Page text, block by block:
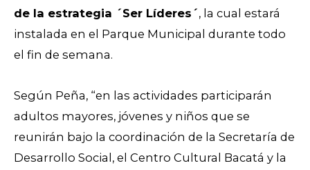
de la estrategia ´Ser Líderes´, la cual estará
instalada en el Parque Municipal durante todo
el fin de semana.
Según Peña, “en las actividades participarán
adultos mayores, jóvenes y niños que se
reunirán bajo la coordinación de la Secretaría de
Desarrollo Social, el Centro Cultural Bacatá y la